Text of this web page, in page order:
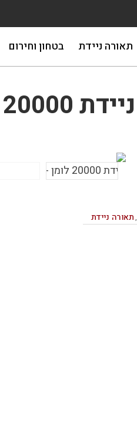
תאורה ניידת בטחון וחירום
ערכת תאורה ניידת 20000
,תאורה ניידת